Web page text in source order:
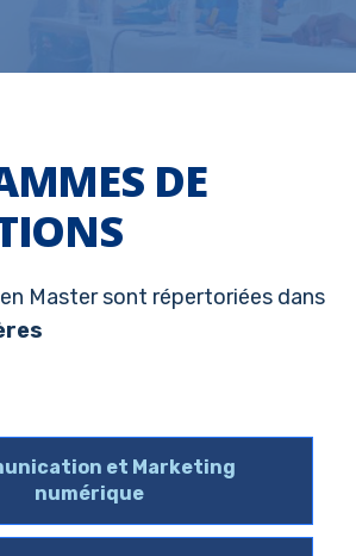
DE
Master sont répertoriées dans
et Marketing
numérique